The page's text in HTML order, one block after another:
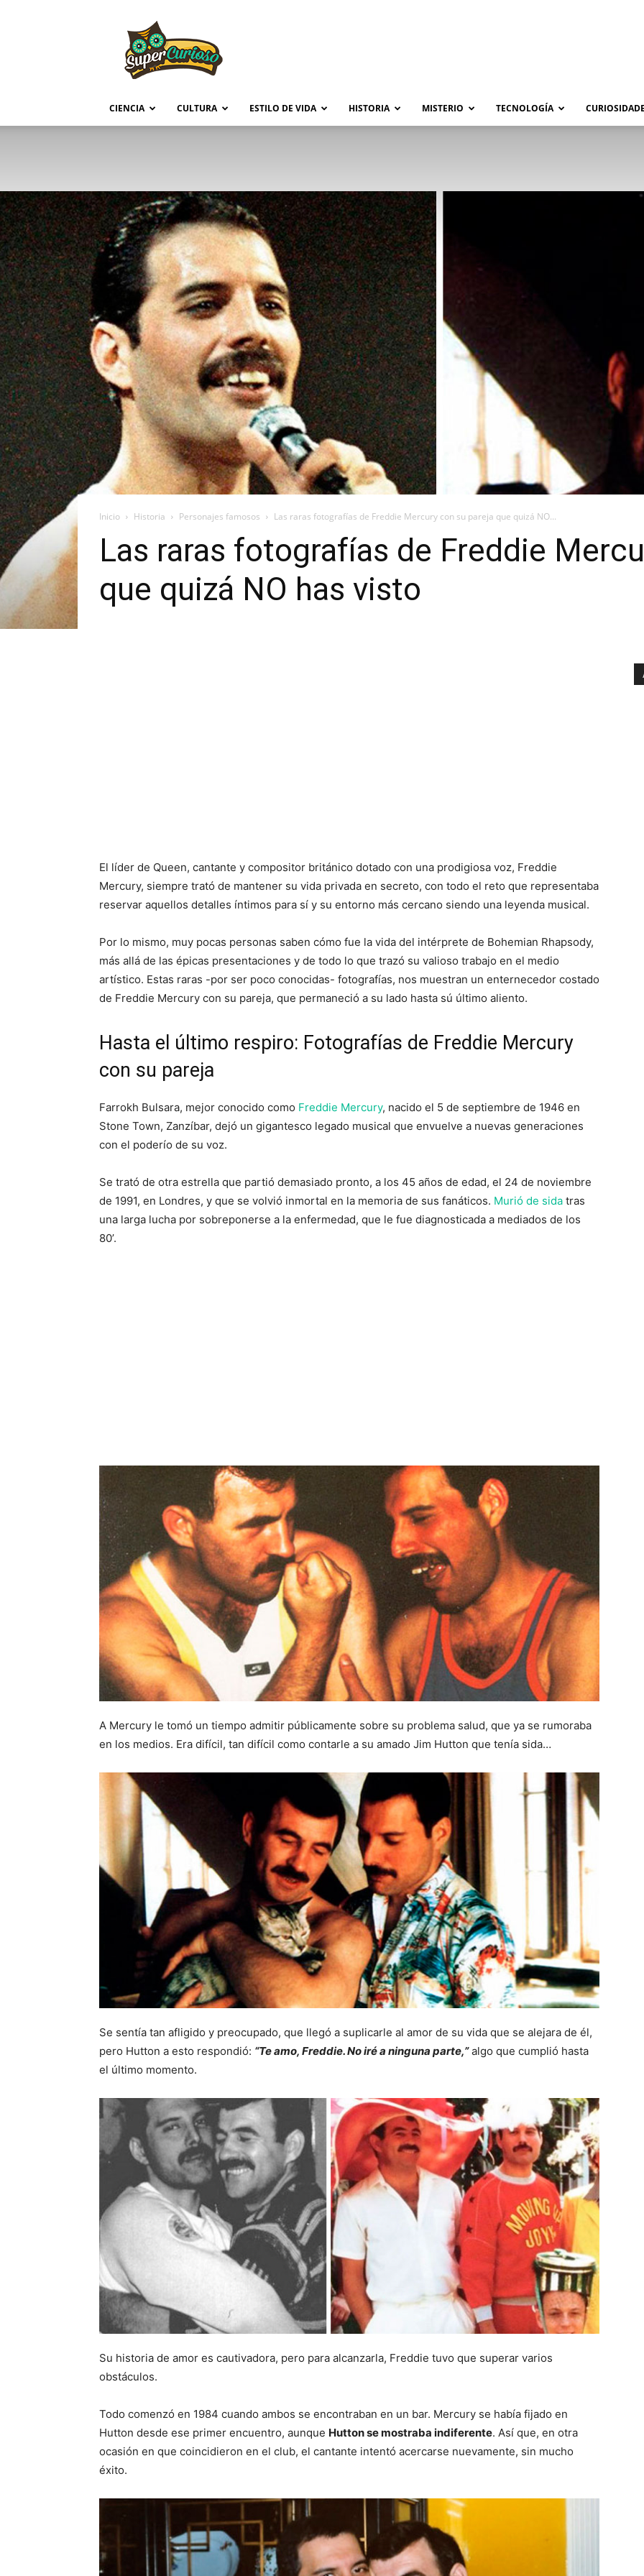
CIENCIA CULTURA ESTILO DE VIDA HISTORIA MISTERIO TECNOLOGÍA
Inicio Historia Personajes famosos Las raras fotografías de Freddie Mercury con su pareja que quizá NO...
Las raras fotografías de Freddie
que quizá NO has visto
El líder de Queen, cantante y compositor británico dotado con una prodigiosa voz, Freddie
Mercury, siempre trató de mantener su vida privada en secreto, con todo el reto que representaba
reservar aquellos detalles íntimos para sí y su entorno más cercano siendo una leyenda musical.
Por lo mismo, muy pocas personas saben cómo fue la vida del intérprete de Bohemian Rhapsody,
más allá de las épicas presentaciones y de todo lo que trazó su valioso trabajo en el medio
artístico. Estas raras -por ser poco conocidas- fotografías, nos muestran un enternecedor costado
de Freddie Mercury con su pareja, que permaneció a su lado hasta sú último aliento.
Hasta el último respiro: Fotografías de Freddie Mercury
con su pareja
Farrokh Bulsara, mejor conocido como Freddie Mercury, nacido el 5 de septiembre de 1946 en
Stone Town, Zanzíbar, dejó un gigantesco legado musical que envuelve a nuevas generaciones
con el poderío de su voz.
Se trató de otra estrella que partió demasiado pronto, a los 45 años de edad, el 24 de noviembre
de 1991, en Londres, y que se volvió inmortal en la memoria de sus fanáticos. Murió de sida tras
una larga lucha por sobreponerse a la enfermedad, que le fue diagnosticada a mediados de los
80’.
A Mercury le tomó un tiempo admitir públicamente sobre su problema salud, que ya se rumoraba
en los medios. Era difícil, tan difícil como contarle a su amado Jim Hutton que tenía sida…
Se sentía tan afligido y preocupado, que llegó a suplicarle al amor de su vida que se alejara de él,
pero Hutton a esto respondió: “Te amo, Freddie. No iré a ninguna parte,”algo que cumplió hasta
el último momento.
Su historia de amor es cautivadora, pero para alcanzarla, Freddie tuvo que superar varios
obstáculos.
Todo comenzó en 1984 cuando ambos se encontraban en un bar. Mercury se había fijado en
Hutton desde ese primer encuentro, aunque Hutton se mostraba indiferente. Así que, en otra
ocasión en que coincidieron en el club, el cantante intentó acercarse nuevamente, sin mucho
éxito.